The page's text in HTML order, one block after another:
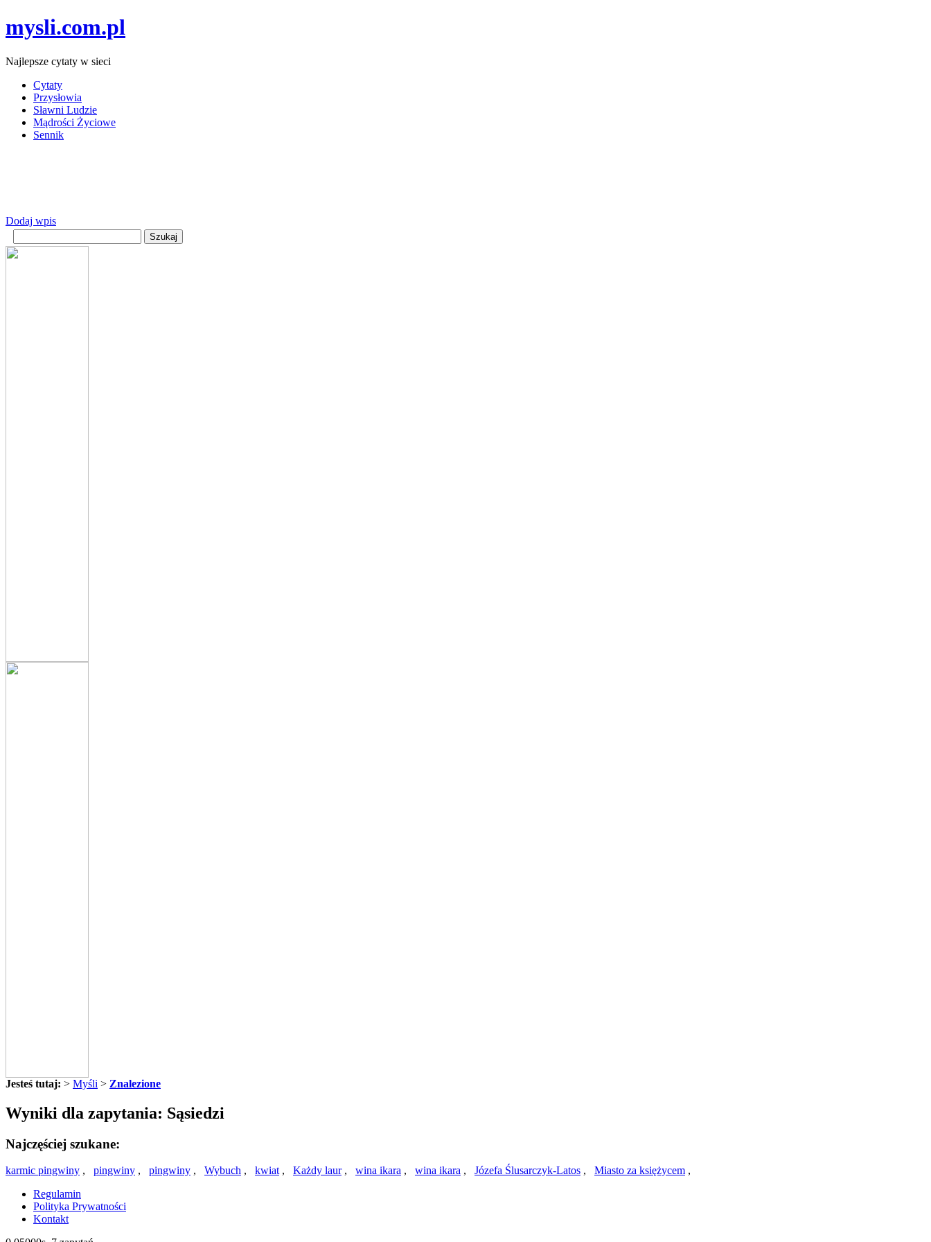
mysli.com.pl
Najlepsze cytaty w sieci
Cytaty
Przysłowia
Sławni Ludzie
Mądrości Życiowe
Sennik
Dodaj wpis
Jesteś tutaj: > Myśli > Znalezione
Wyniki dla zapytania: Sąsiedzi
Najczęściej szukane:
karmic pingwiny , pingwiny , pingwiny , Wybuch , kwiat, Każdy laur, wina ikara , wina ikara , Józefa Ślusarczyk-Latos , Miasto za księżycem ,
Regulamin
Polityka Prywatności
Kontakt